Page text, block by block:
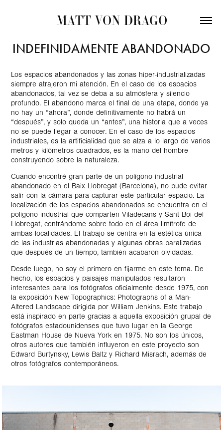
MATT VON DRAGO
INDEFINIDAMENTE ABANDONADO
Los espacios abandonados y las zonas hiper-industrializadas
siempre atrajeron mi atención. En el caso de los espacios
abandonados, tal vez se deba a su atmósfera y silencio
profundo. El abandono marca el final de unaetapa, donde ya
no hay un “ahora”, donde definitivamente no habrá un
“después”, y solo queda un “antes”, una historia que a veces
no se puede llegar a conocer. En el caso de los espacios
industriales, es la artificialidad que se alza a lo largo de varios
metros y kilómetros cuadrados, es la mano del hombre
construyendo sobre la naturaleza.
Cuando encontré gran parte de un polígono industrial
abandonado en el Baix Llobregat (Barcelona), no pude evitar
salir con la cámara para capturar este particular espacio. La
localización de los espacios abandonados se encuentra en el
polígono industrial que comparten Viladecans y Sant Boi del
Llobregat, centrándome sobre todo en el área limítrofe de
ambas localidades. El trabajo se centra en la estética única
de las industrias abandonadas y algunas obras paralizadas
que después de un tiempo, también acabaron olvidadas.
Desde luego, no soy el primero en fijarme en este tema. De
hecho, los espacios y paisajes manipulados resultaron
interesantes para los fotógrafos oficialmente desde 1975, con
la exposición New Topographics: Photographs of a Man-
Altered Landscape dirigida por William Jenkins. Este trabajo
está inspirado en parte gracias a aquella exposición grupal de
fotógrafos estadounidenses que tuvo lugar en la George
Eastman House de Nueva York en 1975. No son los únicos,
otros autores que también influyeron en este proyecto son
Edward Burtynsky, Lewis Baltz y Richard Misrach, además de
otros fotógrafos contemporáneos.